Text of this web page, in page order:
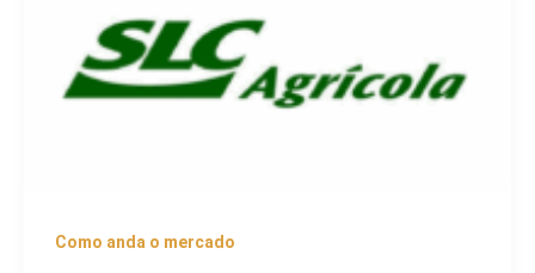
Como anda o mercado